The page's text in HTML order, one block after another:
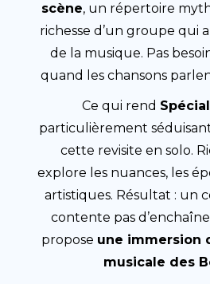
scène, un répertoire
richesse d’un groupe qui
de la musique. Pas
quand les chansons
Ce qui rend
particulièrement
cette revisite en solo.
explore les nuances, les
artistiques. Résultat : un
contente pas
propose une immersion
musicale des